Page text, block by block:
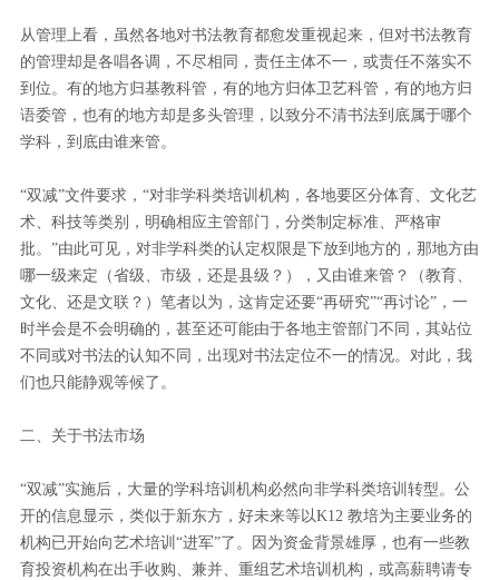
从管理上看，虽然各地对书法教育都愈发重视起来，但对书法教育
的管理却是各唱各调，不尽相同，责任主体不一，或责任不落实不
到位。有的地方归基教科管，有的地方归体卫艺科管，有的地方归
语委管，也有的地方却是多头管理，以致分不清书法到底属于哪个
学科，到底由谁来管。
“双减”文件要求，“对非学科类培训机构，各地要区分体育、文化艺
术、科技等类别，明确相应主管部门，分类制定标准、严格审
批。”由此可见，对非学科类的认定权限是下放到地方的，那地方由
哪一级来定（省级、市级，还是县级？），又由谁来管？（教育、
文化、还是文联？）笔者以为，这肯定还要“再研究”“再讨论”，一
时半会是不会明确的，甚至还可能由于各地主管部门不同，其站位
不同或对书法的认知不同，出现对书法定位不一的情况。对此，我
们也只能静观等候了。
二、关于书法市场
“双减”实施后，大量的学科培训机构必然向非学科类培训转型。公
开的信息显示，类似于新东方，好未来等以K12 教培为主要业务的
机构已开始向艺术培训“进军”了。因为资金背景雄厚，也有一些教
育投资机构在出手收购、兼并、重组艺术培训机构，或高薪聘请专